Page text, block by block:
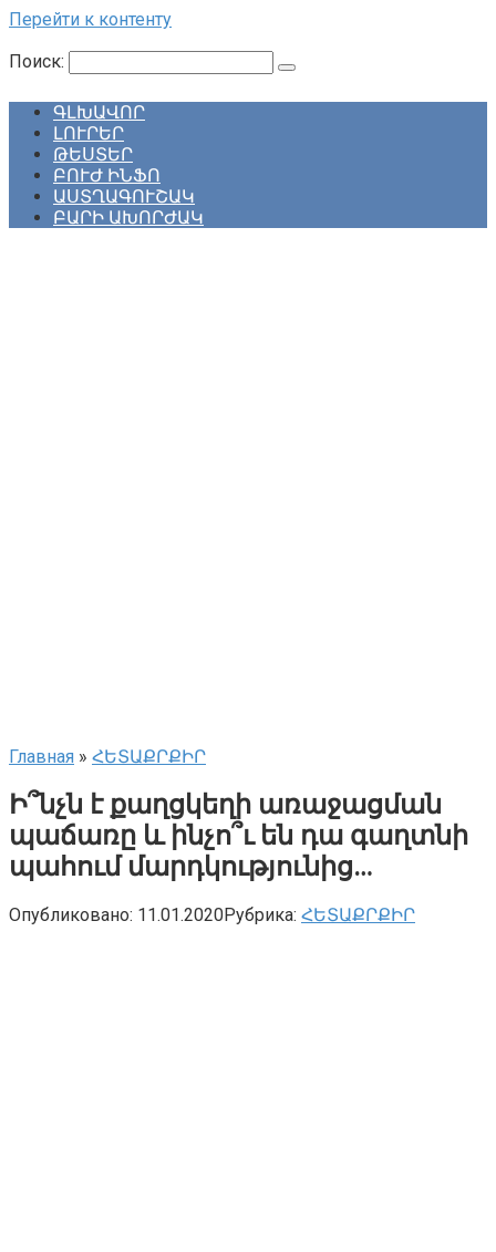
Перейти к контенту
Поиск:
ԳԼԽԱՎՈՐ
ԼՈՒՐԵՐ
ԹԵՍՏԵՐ
ԲՈՒԺ ԻՆՖՈ
ԱՍՏՂԱԳՈՒՇԱԿ
ԲԱՐԻ ԱԽՈՐԺԱԿ
Главная » ՀԵՏԱՔՐՔԻՐ
Ի՞նչն է քաղցկեղի առաջացման
պաճառը և ինչո՞ւ են դա գաղտնի
պահում մարդկությունից…
Опубликовано: 11.01.2020Рубрика: ՀԵՏԱՔՐՔԻՐ